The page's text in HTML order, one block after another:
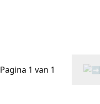
Pagina 1 van 1